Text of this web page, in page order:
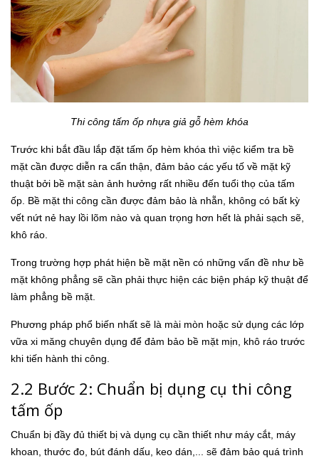
Thi công tấm ốp nhựa giả gỗ hèm khóa
Trước khi bắt đầu lắp đặt tấm ốp hèm khóa thì việc kiểm tra bề
mặt cần được diễn ra cẩn thận, đảm bảo các yếu tố về mặt kỹ
thuật bởi bề mặt sàn ảnh hưởng rất nhiều đến tuổi thọ của tấm
ốp. Bề mặt thi công cần được đảm bảo là nhẵn, không có bất kỳ
vết nứt nẻ hay lồi lõm nào và quan trọng hơn hết là phải sạch sẽ,
khô ráo.
Trong trường hợp phát hiện bề mặt nền có những vấn đề như bề
mặt không phẳng sẽ cần phải thực hiện các biện pháp kỹ thuật để
làm phẳng bề mặt.
Phương pháp phổ biến nhất sẽ là mài mòn hoặc sử dụng các lớp
vữa xi măng chuyên dụng để đảm bảo bề mặt mịn, khô ráo trước
khi tiến hành thi công.
2.2 Bước 2: Chuẩn bị dụng cụ thi công
tấm ốp
Chuẩn bị đầy đủ thiết bị và dụng cụ cần thiết như máy cắt, máy
khoan, thước đo, bút đánh dấu, keo dán,... sẽ đảm bảo quá trình